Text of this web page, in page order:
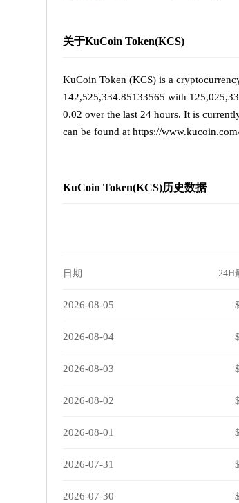
关于KuCoin Token(KCS)
KuCoin Token (KCS) is a
142,525,334.85133565 with
0.02 over the last 24 hours. It is
can be found at https://
KuCoin Token(KCS)历史数据
日期 24H
2026-08-05
2026-08-04
2026-08-03
2026-08-02
2026-08-01
2026-07-31
2026-07-30